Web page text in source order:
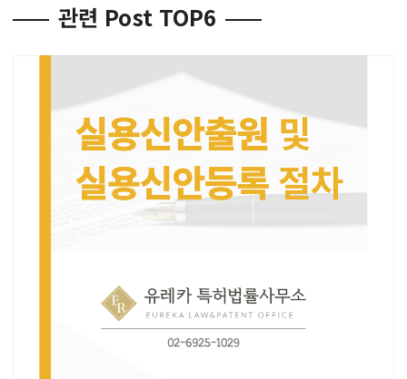
관련 Post TOP6